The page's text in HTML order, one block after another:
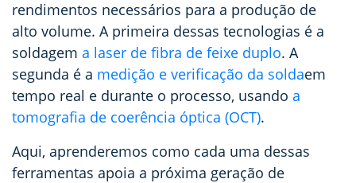
rendimentos necessários para a produção de
alto volume. A primeira dessas tecnologias é a
soldagem a laser de fibra de feixe duplo. A
segunda é a medição e verificação da soldaem
tempo real e durante o processo, usando a
tomografia de coerência óptica (OCT).
Aqui, aprenderemos como cada uma dessas
ferramentas apoia a próxima geração de